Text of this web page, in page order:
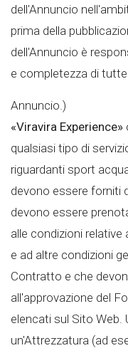
dell'Annuncio
prima della
dell'Annuncio è
e completezza di
Annuncio.)
«Viravira Experience»
qualsiasi tipo di
riguardanti sport
devono essere forniti
devono essere
alle condizioni
e ad altre condizioni
Contratto e che
all'approvazione del
elencati sul Sito Web.
un'Attrezzatura (ad